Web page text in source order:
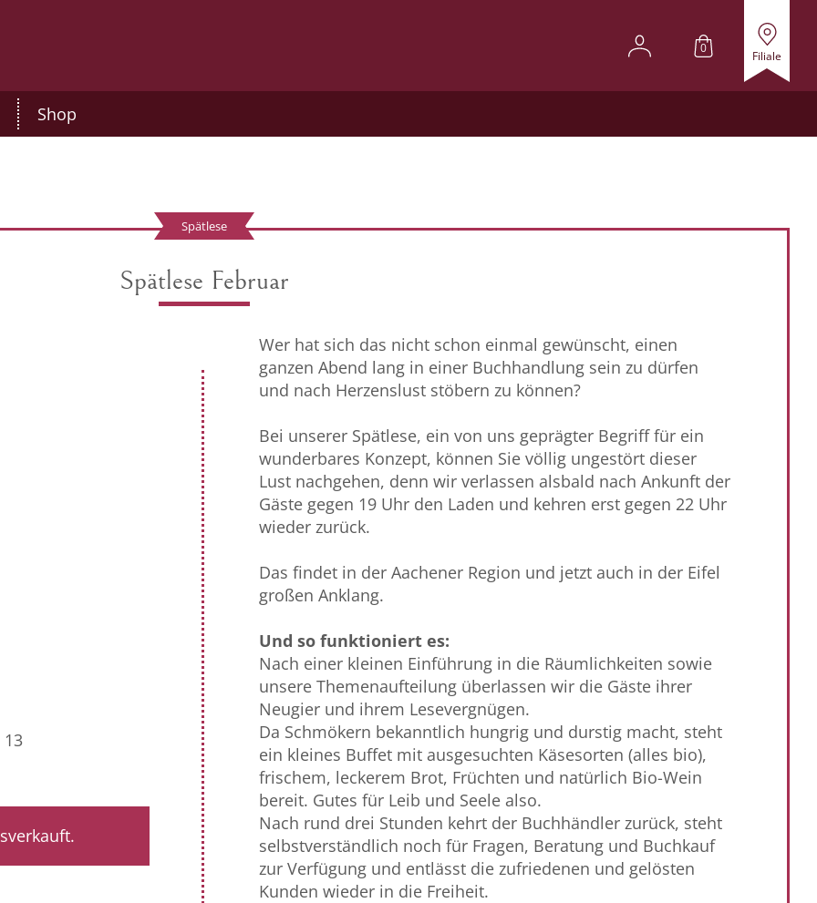
0
Filiale
Shop
Spätlese
Spätlese Februar
13
Wer hat sich das nicht schon einmal gewünscht, einen
ganzen Abend lang in einer Buchhandlung sein zu dürfen
und nach Herzenslust stöbern zu können?
Bei unserer Spätlese, ein von uns geprägter Begriff für ein
wunderbares Konzept, können Sie völlig ungestört dieser
Lust nachgehen, denn wir verlassen alsbald nach Ankunft der
Gäste gegen 19 Uhr den Laden und kehren erst gegen 22 Uhr
wieder zurück.
Das findet in der Aachener Region und jetzt auch in der Eifel
großen Anklang.
Und so funktioniert es:
Nach einer kleinen Einführung in die Räumlichkeiten sowie
unsere Themenaufteilung überlassen wir die Gäste ihrer
Neugier und ihrem Lesevergnügen.
Da Schmökern bekanntlich hungrig und durstig macht, steht
ein kleines Buffet mit ausgesuchten Käsesorten (alles bio),
frischem, leckerem Brot, Früchten und natürlich Bio-Wein
bereit. Gutes für Leib und Seele also.
Nach rund drei Stunden kehrt der Buchhändler zurück, steht
selbstverständlich noch für Fragen, Beratung und Buchkauf
zur Verfügung und entlässt die zufriedenen und gelösten
Kunden wieder in die Freiheit.